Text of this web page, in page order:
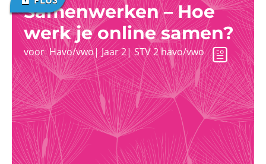
Samenwerken – Hoe
werk je online samen?
voorHavo/vwo|Jaar 2|STV 2 havo/vwo